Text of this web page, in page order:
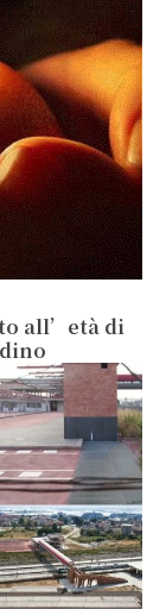
all’età di